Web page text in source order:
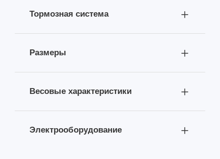
Тормозная система
Размеры
Весовые характеристики
Электрооборудование